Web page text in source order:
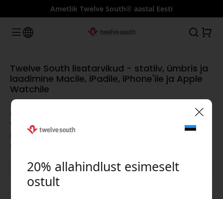
Ametlik Twelve South® aastal Eesti
Twelve South lisatarvikud - statiiv, ümbris ja
laadimine Macile, iPadile, iPhone'ile ja Apple
Watchile
Avasta auhinnatud MacBooki statiivid, stiilsed iPhone'i
ümbrised, paindlikud iPadi statiivid, elegantsed Apple
Watchi rihmad, võimsad USB-C pesad ja kiired Qi-laadijad -
need on loodud iga Apple'i kogemuse parandamiseks ja
sinu tootlikkuse maksimeerimiseks.
20% allahindlust esimeselt
ostult
🎉 Sinu sooduskood: